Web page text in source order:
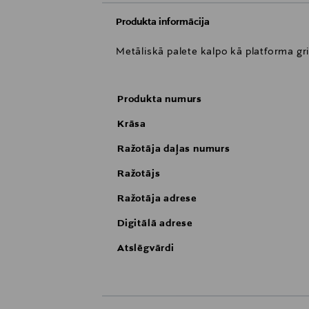
Produkta informācija
Metāliskā palete kalpo kā platforma
Produkta numurs
Krāsa
Ražotāja daļas numurs
Ražotājs
Ražotāja adrese
Digitālā adrese
Atslēgvārdi